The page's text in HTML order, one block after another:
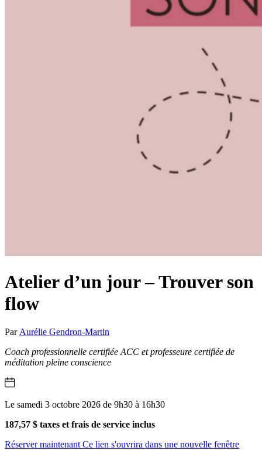
Atelier d’un jour – Trouver son
flow
Par Aurélie Gendron-Martin
Coach professionnelle certifiée ACC et professeure certifiée de
méditation pleine conscience
Le samedi 3 octobre 2026 de 9h30 à 16h30
187,57 $ taxes et frais de service inclus
Réserver maintenant Ce lien s'ouvrira dans une nouvelle fenêtre